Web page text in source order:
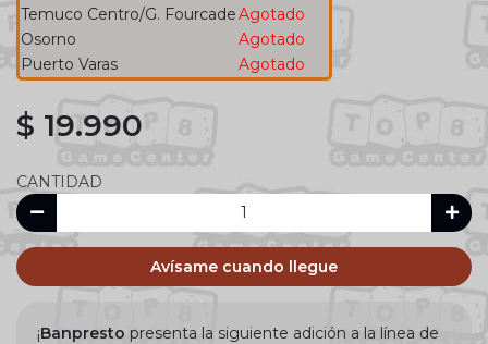
Temuco Centro/G. FourcadeAgotado
Osorno
Agotado
Puerto Varas
Agotado
$ 19.990
CANTIDAD
Avísame cuando llegue
¡Banpresto presenta la siguiente adición a la línea de